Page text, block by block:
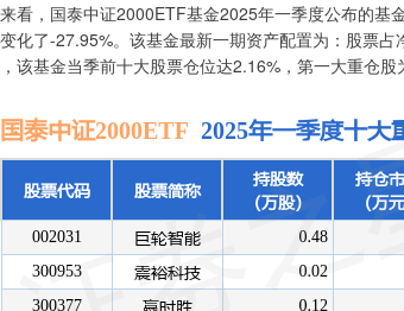
看，国泰中证2000ETF基金2025年一季度公布的
化了-27.95%。该基金最新一期资产配置为：股票
该基金当季前十大股票仓位达2.16%，第一大重仓股